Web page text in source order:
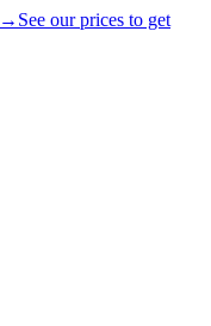
→ See our prices to get